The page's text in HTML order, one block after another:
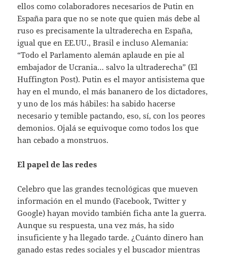
ellos como colaboradores necesarios de Putin en
España para que no se note que quien más debe al
ruso es precisamente la ultraderecha en España,
igual que en EE.UU., Brasil e incluso Alemania:
“Todo el Parlamento alemán aplaude en pie al
embajador de Ucrania… salvo la ultraderecha” (El
Huffington Post). Putin es el mayor antisistema que
hay en el mundo, el más bananero de los dictadores,
y uno de los más hábiles: ha sabido hacerse
necesario y temible pactando, eso, sí, con los peores
demonios. Ojalá se equivoque como todos los que
han cebado a monstruos.
El papel de las redes
Celebro que las grandes tecnológicas que mueven
información en el mundo (Facebook, Twitter y
Google) hayan movido también ficha ante la guerra.
Aunque su respuesta, una vez más, ha sido
insuficiente y ha llegado tarde. ¿Cuánto dinero han
ganado estas redes sociales y el buscador mientras